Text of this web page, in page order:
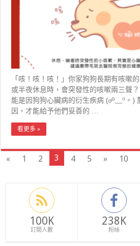
「咳！咳！咳！」你家狗狗長期有咳嗽
或半夜休息時，會突發性的咳嗽兩三聲
能是因狗狗心臟病的衍生疾病 (☍﹏⁰。)
因，才能給予他們妥善的 …
看更多 »
« 1 2 3 4 5 » 10
100K
訂閱人數
238K
粉絲